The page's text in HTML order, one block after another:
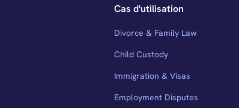
Cas d'utilisation
Divorce & Family Law
Child Custody
Immigration & Visas
Employment Disputes